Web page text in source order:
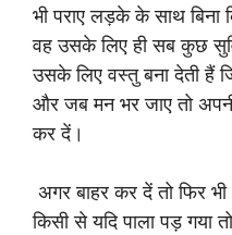
भी पराए लड़के के साथ बिना
वह उसके लिए ही सब कुछ
उसके लिए वस्तु बना देती हैं
और जब मन भर जाए तो
कर दें।
अगर बाहर कर दें तो फिर
किसी से यदि पाला पड़ गया